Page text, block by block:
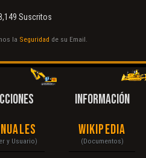
Suscritos
la Seguridad de su Email.
y Usuario)
INFORMACIÓN
Wikipedia
(Documentos)